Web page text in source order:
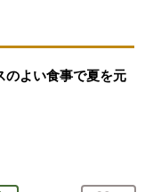
のよい食事で夏を元